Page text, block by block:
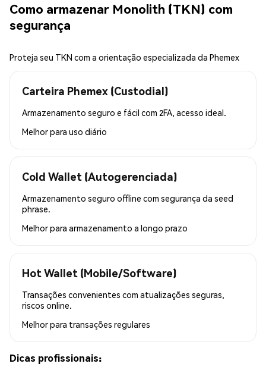
Como armazenar Monolith (TKN) com
segurança
Proteja seu TKN com a orientação especializada da Phemex
Carteira Phemex (Custodial)
Armazenamento seguro e fácil com 2FA, acesso ideal.
Melhor para uso diário
Cold Wallet (Autogerenciada)
Armazenamento seguro offline com segurança da seed
phrase.
Melhor para armazenamento a longo prazo
Hot Wallet (Mobile/Software)
Transações convenientes com atualizações seguras,
riscos online.
Melhor para transações regulares
Dicas profissionais: